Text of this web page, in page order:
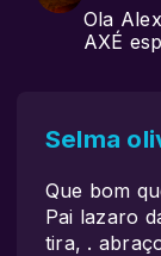
Ola
AXÉ
Que bom
Pai lazaro
tira, .